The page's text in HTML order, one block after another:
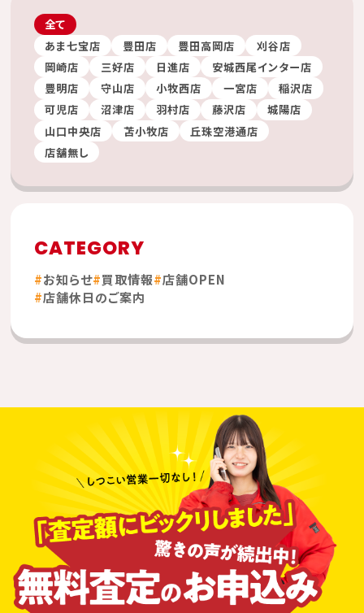
全て
あま七宝店
豊田店 豊田高岡店
刈谷店
岡崎店
三好店 日進店
安城西尾インター店
豊明店
守山店 小牧西店 一宮店
稲沢店
可児店
沼津店 羽村店 藤沢店
城陽店
山口中央店
苫小牧店
丘珠空港通店
店舗無し
CATEGORY
お知らせ 買取情報 店舗OPEN
店舗休日のご案内